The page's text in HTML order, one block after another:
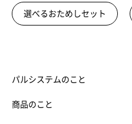
選べるおためしセット
パルシステムのこと
商品のこと